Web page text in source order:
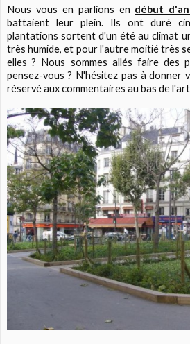
Nous vous en parlions en début
battaient leur plein. Ils ont duré
plantations sortent d'un été au climat
très humide, et pour l'autre moitié très
elles ? Nous sommes allés faire des
pensez-vous ? N'hésitez pas à donner
réservé aux commentaires au bas de